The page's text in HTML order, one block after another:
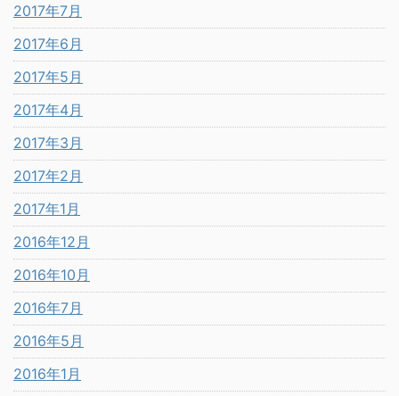
2017年7月
2017年6月
2017年5月
2017年4月
2017年3月
2017年2月
2017年1月
2016年12月
2016年10月
2016年7月
2016年5月
2016年1月